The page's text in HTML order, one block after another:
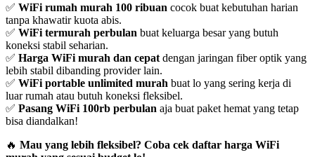
✅ WiFi rumah murah 100 ribuan cocok buat kebutuhan harian
tanpa khawatir kuota abis.
✅ WiFi termurah perbulan buat keluarga besar yang butuh
koneksi stabil seharian.
✅ Harga WiFi murah dan cepat dengan jaringan fiber optik yang
lebih stabil dibanding provider lain.
✅ WiFi portable unlimited murah buat lo yang sering kerja di
luar rumah atau butuh koneksi fleksibel.
✅ Pasang WiFi 100rb perbulan aja buat paket hemat yang tetap
bisa diandalkan!
🔥 Mau yang lebih fleksibel? Coba cek daftar harga WiFi